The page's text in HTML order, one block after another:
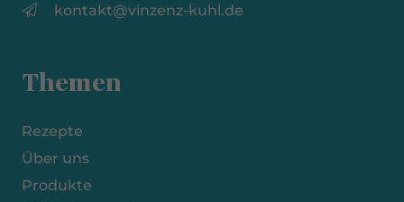
kontakt@vinzenz-kuhl.de
Themen
Rezepte
Über uns
Produkte